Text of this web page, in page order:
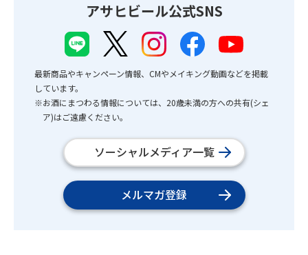
アサヒビール公式SNS
最新商品やキャンペーン情報、CMやメイキング動画などを掲載
しています。
※お酒にまつわる情報については、20歳未満の方への共有(シェ
ア)はご遠慮ください。
ソーシャルメディア一覧
メルマガ登録